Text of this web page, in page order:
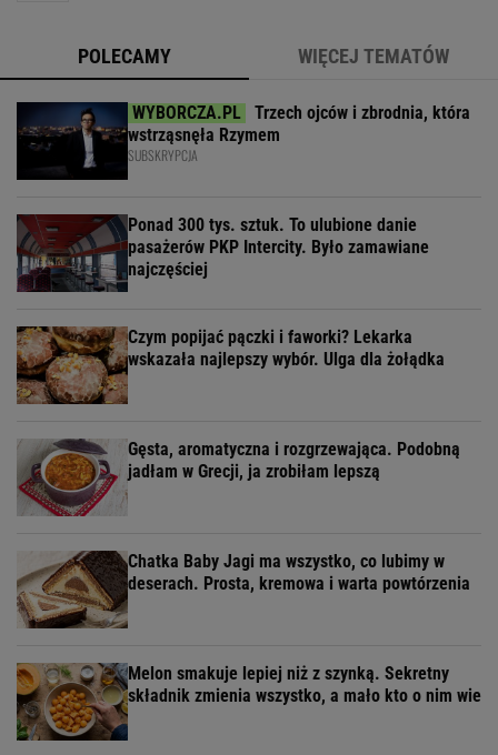
POLECAMY WIĘCEJ TEMATÓW
Trzech ojców i zbrodnia, która
wstrząsnęła Rzymem
SUBSKRYPCJA
Ponad 300 tys. sztuk. To ulubione danie
pasażerów PKP Intercity. Było zamawiane
najczęściej
Czym popijać pączki i faworki? Lekarka
wskazała najlepszy wybór. Ulga dla żołądka
Gęsta, aromatyczna i rozgrzewająca. Podobną
jadłam w Grecji, ja zrobiłam lepszą
Chatka Baby Jagi ma wszystko, co lubimy w
deserach. Prosta, kremowa i warta powtórzenia
Melon smakuje lepiej niż z szynką. Sekretny
składnik zmienia wszystko, a mało kto o nim wie